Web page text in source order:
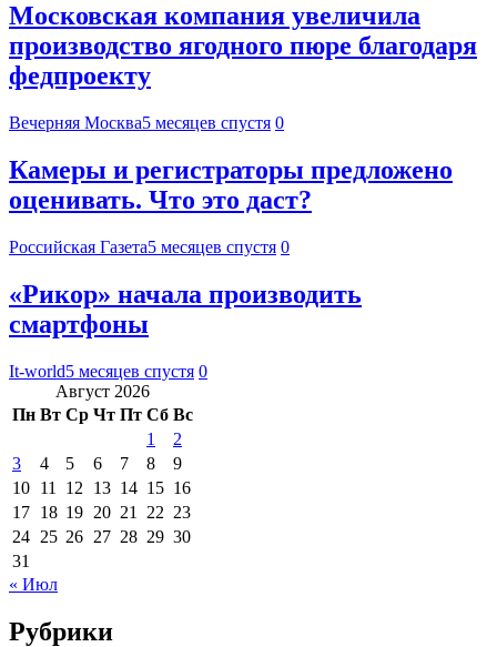
Московская компания увеличила
производство ягодного пюре благодаря
федпроекту
Вечерняя Москва5 месяцев спустя 0
Камеры и регистраторы предложено
оценивать. Что это даст?
Российская Газета5 месяцев спустя 0
«Рикор» начала производить
смартфоны
It-world5 месяцев спустя 0
Август 2026
Пн Вт Ср Чт Пт Сб Вс
1
2
3
4 5 6 7 8
9
10 11 12 13 14 15 16
17 18 19 20 21 22 23
24 25 26 27 28 29 30
31
« Июл
Рубрики